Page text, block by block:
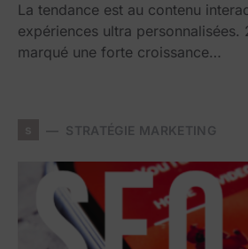
La tendance est au contenu
expériences ultra personnalisées.
marqué une forte croissance…
STRATÉGIE MARKETING